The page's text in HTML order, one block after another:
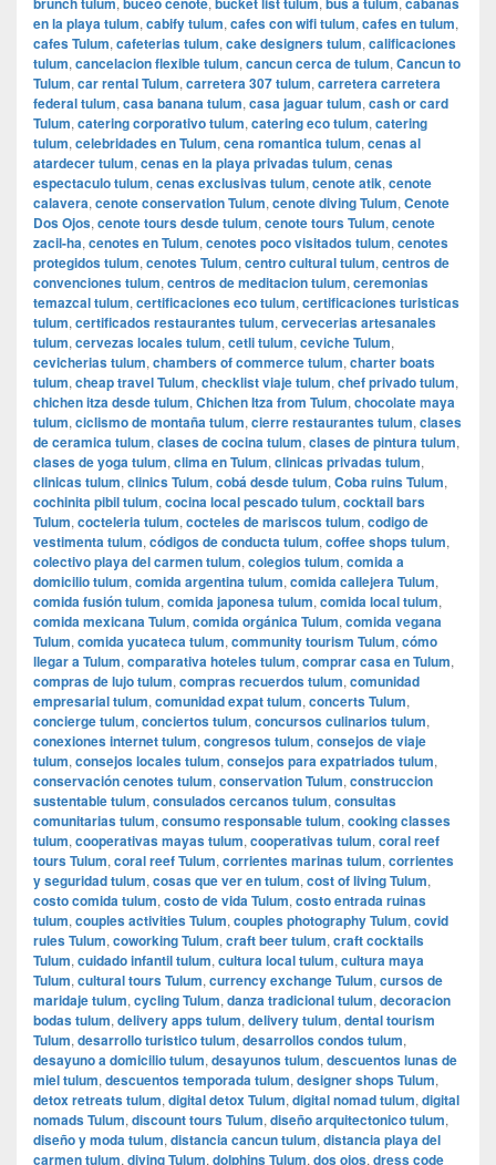
en la playa tulum, cabify tulum, cafes con wifi tulum, cafes en tulum,
cafes Tulum, cafeterias tulum, cake designers tulum, calificaciones
tulum, cancelacion flexible tulum, cancun cerca de tulum, Cancun to
Tulum, car rental Tulum, carretera 307 tulum, carretera carretera
federal tulum, casa banana tulum, casa jaguar tulum, cash or card
Tulum, catering corporativo tulum, catering eco tulum, catering
tulum, celebridades en Tulum, cena romantica tulum, cenas al
atardecer tulum, cenas en la playa privadas tulum, cenas
espectaculo tulum, cenas exclusivas tulum, cenote atik, cenote
calavera, cenote conservation Tulum, cenote diving Tulum, Cenote
Dos Ojos, cenote tours desde tulum, cenote tours Tulum, cenote
zacil-ha, cenotes en Tulum, cenotes poco visitados tulum, cenotes
protegidos tulum, cenotes Tulum, centro cultural tulum, centros de
convenciones tulum, centros de meditacion tulum, ceremonias
temazcal tulum, certificaciones eco tulum, certificaciones turisticas
tulum, certificados restaurantes tulum, cervecerias artesanales
tulum, cervezas locales tulum, cetli tulum, ceviche Tulum,
cevicherias tulum, chambers of commerce tulum, charter boats
tulum, cheap travel Tulum, checklist viaje tulum, chef privado tulum,
chichen itza desde tulum, Chichen Itza from Tulum, chocolate maya
tulum, ciclismo de montaña tulum, cierre restaurantes tulum, clases
de ceramica tulum, clases de cocina tulum, clases de pintura tulum,
clases de yoga tulum, clima en Tulum, clinicas privadas tulum,
clinicas tulum, clinics Tulum, cobá desde tulum, Coba ruins Tulum,
cochinita pibil tulum, cocina local pescado tulum, cocktail bars
Tulum, cocteleria tulum, cocteles de mariscos tulum, codigo de
vestimenta tulum, códigos de conducta tulum, coffee shops tulum,
colectivo playa del carmen tulum, colegios tulum, comida a
domicilio tulum, comida argentina tulum, comida callejera Tulum,
comida fusión tulum, comida japonesa tulum, comida local tulum,
comida mexicana Tulum, comida orgánica Tulum, comida vegana
Tulum, comida yucateca tulum, community tourism Tulum, cómo
llegar a Tulum, comparativa hoteles tulum, comprar casa en Tulum,
compras de lujo tulum, compras recuerdos tulum, comunidad
empresarial tulum, comunidad expat tulum, concerts Tulum,
concierge tulum, conciertos tulum, concursos culinarios tulum,
conexiones internet tulum, congresos tulum, consejos de viaje
tulum, consejos locales tulum, consejos para expatriados tulum,
conservación cenotes tulum, conservation Tulum, construccion
sustentable tulum, consulados cercanos tulum, consultas
comunitarias tulum, consumo responsable tulum, cooking classes
tulum, cooperativas mayas tulum, cooperativas tulum, coral reef
tours Tulum, coral reef Tulum, corrientes marinas tulum, corrientes
y seguridad tulum, cosas que ver en tulum, cost of living Tulum,
costo comida tulum, costo de vida Tulum, costo entrada ruinas
tulum, couples activities Tulum, couples photography Tulum, covid
rules Tulum, coworking Tulum, craft beer tulum, craft cocktails
Tulum, cuidado infantil tulum, cultura local tulum, cultura maya
Tulum, cultural tours Tulum, currency exchange Tulum, cursos de
maridaje tulum, cycling Tulum, danza tradicional tulum, decoracion
bodas tulum, delivery apps tulum, delivery tulum, dental tourism
Tulum, desarrollo turistico tulum, desarrollos condos tulum,
desayuno a domicilio tulum, desayunos tulum, descuentos lunas de
miel tulum, descuentos temporada tulum, designer shops Tulum,
detox retreats tulum, digital detox Tulum, digital nomad tulum, digital
nomads Tulum, discount tours Tulum, diseño arquitectonico tulum,
diseño y moda tulum, distancia cancun tulum, distancia playa del
carmen tulum, diving Tulum, dolphins Tulum, dos ojos, dress code